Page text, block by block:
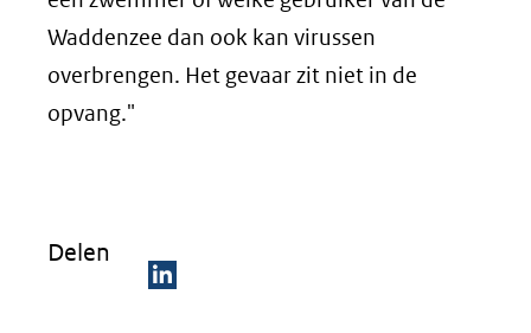
Waddenzee dan ook kan virussen
overbrengen. Het gevaar zit niet in de
opvang."
Delen